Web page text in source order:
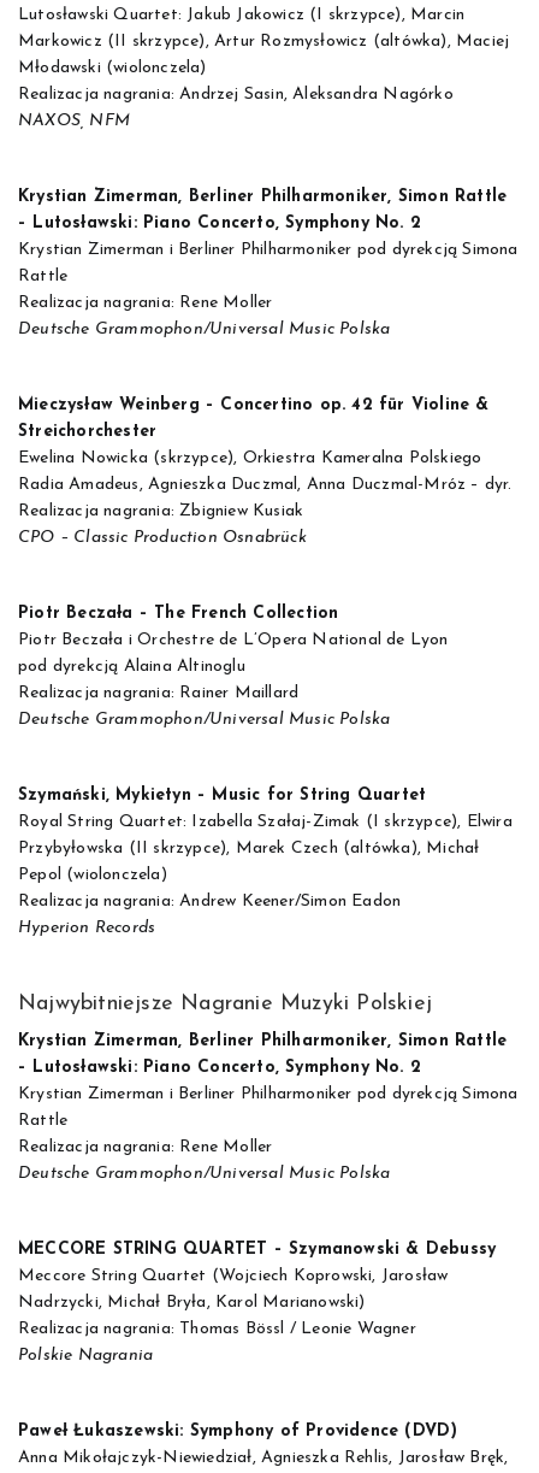
Lutosławski Quartet: Jakub Jakowicz (I skrzypce), Marcin
Markowicz (II skrzypce), Artur Rozmysłowicz (altówka), Maciej
Młodawski (wiolonczela)
Realizacja nagrania: Andrzej Sasin, Aleksandra Nagórko
NAXOS, NFM
Krystian Zimerman, Berliner Philharmoniker, Simon Rattle
– Lutosławski: Piano Concerto, Symphony No. 2
Krystian Zimerman i Berliner Philharmoniker pod dyrekcją Simona
Rattle
Realizacja nagrania: Rene Moller
Deutsche Grammophon/Universal Music Polska
Mieczysław Weinberg – Concertino op. 42 für Violine &
Streichorchester
Ewelina Nowicka (skrzypce), Orkiestra Kameralna Polskiego
Radia Amadeus, Agnieszka Duczmal, Anna Duczmal-Mróz – dyr.
Realizacja nagrania: Zbigniew Kusiak
CPO – Classic Production Osnabrück
Piotr Beczała – The French Collection
Piotr Beczała i Orchestre de L’Opera National de Lyon
pod dyrekcją Alaina Altinoglu
Realizacja nagrania: Rainer Maillard
Deutsche Grammophon/Universal Music Polska
Szymański, Mykietyn – Music for String Quartet
Royal String Quartet: Izabella Szałaj-Zimak (I skrzypce), Elwira
Przybyłowska (II skrzypce), Marek Czech (altówka), Michał
Pepol (wiolonczela)
Realizacja nagrania: Andrew Keener/Simon Eadon
Hyperion Records
Najwybitniejsze Nagranie Muzyki Polskiej
Krystian Zimerman, Berliner Philharmoniker, Simon Rattle
– Lutosławski: Piano Concerto, Symphony No. 2
Krystian Zimerman i Berliner Philharmoniker pod dyrekcją Simona
Rattle
Realizacja nagrania: Rene Moller
Deutsche Grammophon/Universal Music Polska
MECCORE STRING QUARTET – Szymanowski & Debussy
Meccore String Quartet (Wojciech Koprowski, Jarosław
Nadrzycki, Michał Bryła, Karol Marianowski)
Realizacja nagrania: Thomas Bössl / Leonie Wagner
Polskie Nagrania
Paweł Łukaszewski: Symphony of Providence (DVD)
Anna Mikołajczyk-Niewiedział, Agnieszka Rehlis, Jarosław Bręk,